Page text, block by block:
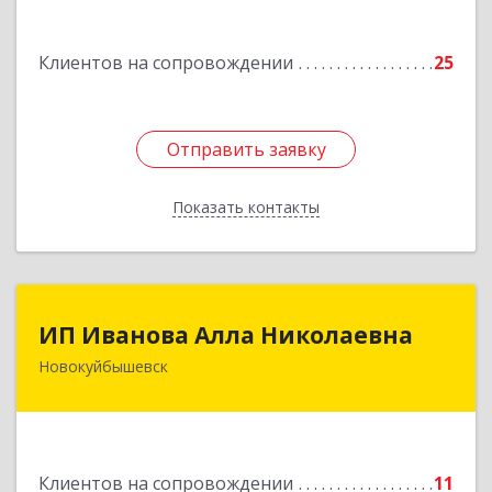
Клиентов на сопровождении 25
Отправить заявку
Показать контакты
Подробнее
Отправить заявку
Назад
ИП Иванова Алла Николаевна
Новокуйбышевск
Клиентов на сопровождении 11